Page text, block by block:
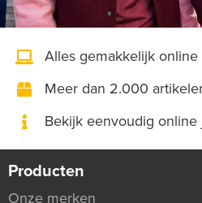
Alles gemakkelijk online
Meer dan 2.000
Bekijk eenvoudig online
Producten
Onze merken